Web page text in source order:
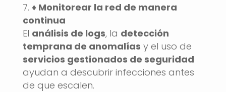
♦️ Monitorear la red de manera
continua
El análisis de logs, la detección
temprana de anomalías y el uso de
servicios gestionados de seguridad
ayudan a descubrir infecciones antes
de que escalen.